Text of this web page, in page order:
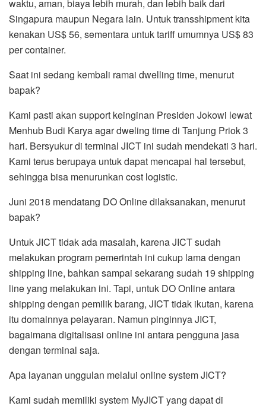
waktu, aman, biaya lebih murah, dan lebih baik dari
Singapura maupun Negara lain. Untuk transshipment kita
kenakan US$ 56, sementara untuk tariff umumnya US$ 83
per container.
Saat ini sedang kembali ramai dwelling time, menurut
bapak?
Kami pasti akan support keinginan Presiden Jokowi lewat
Menhub Budi Karya agar dweling time di Tanjung Priok 3
hari. Bersyukur di terminal JICT ini sudah mendekati 3 hari.
Kami terus berupaya untuk dapat mencapai hal tersebut,
sehingga bisa menurunkan cost logistic.
Juni 2018 mendatang DO Online dilaksanakan, menurut
bapak?
Untuk JICT tidak ada masalah, karena JICT sudah
melakukan program pemerintah ini cukup lama dengan
shipping line, bahkan sampai sekarang sudah 19 shipping
line yang melakukan ini. Tapi, untuk DO Online antara
shipping dengan pemilik barang, JICT tidak ikutan, karena
itu domainnya pelayaran. Namun pinginnya JICT,
bagaimana digitalisasi online ini antara pengguna jasa
dengan terminal saja.
Apa layanan unggulan melalui online system JICT?
Kami sudah memiliki system MyJICT yang dapat di